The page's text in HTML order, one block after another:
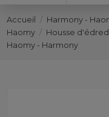
Accueil Harmony -
Haomy
Housse
Haomy - Harmony